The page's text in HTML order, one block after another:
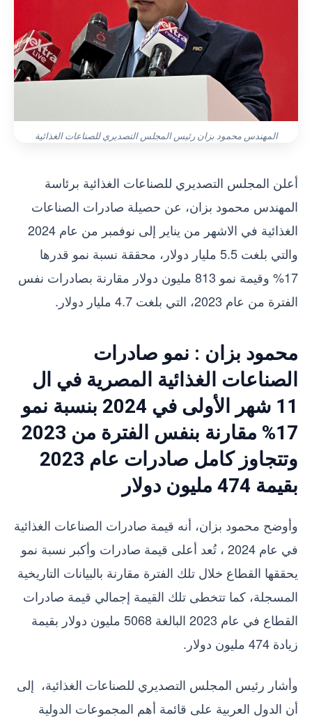
المهندس محمود بزان رئيس المجلس التصديري للصناعات الغذائية
أعلن المجلس التصديري للصناعات الغذائية برئاسة
المهندس محمود بزان، عن حصيلة صادرات الصناعات
الغذائية في الاشهر من يناير إلى نوفمبر من عام 2024
والتي بلغت 5.5 مليار دولار، محققة نسبة نمو قدرها
17% وقيمة نمو 813 مليون دولار مقارنة بصادرات نفس
الفترة من عام 2023، التي بلغت 4.7 مليار دولار.
محمود بزان : نمو صادرات
الصناعات الغذائية المصرية في ال
11 شهر الأولى في 2024 بنسبة نمو
17% مقارنة بنفس الفترة من 2023
وتتجاوز كامل صادرات عام 2023
بقيمة 474 مليون دولار
وأوضح محمود بزان، أنه قيمة صادرات الصناعات الغذائية
في عام 2024 ، تُعد أعلى قيمة صادرات وأكبر نسبة نمو
يحققها القطاع خلال تلك الفترة مقارنة بالبيانات التاريخية
المسجلة، كما تتخطى تلك القيمة إجمالي قيمة صادرات
القطاع في عام 2023 البالغة 5068 مليون دولار بقيمة
زيادة 474 مليون دولار.
وأشار رئيس المجلس التصديري للصناعات الغذائية، إلى
أن الدول العربية على قائمة أهم المجموعات الدولية